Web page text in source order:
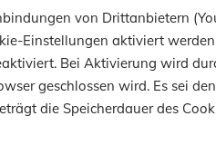
von Drittanbietern
Einstellungen aktiviert
Bei Aktivierung wird
geschlossen wird. Es sei
die Speicherdauer des
Gewerken im
anzutreten.
diesen Wettkampf zu
in der Bauwirtschaft